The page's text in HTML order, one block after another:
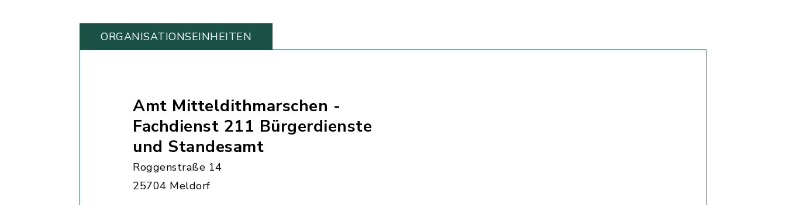
ORGANISATIONS­EINHEITEN
Amt Mitteldithmarschen -
Fachdienst 211 Bürgerdienste
und Standesamt
Roggenstraße 14
25704 Meldorf